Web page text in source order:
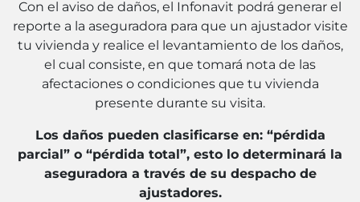
Con el aviso de daños, el Infonavit podrá generar el
reporte a la aseguradora para que un ajustador visite
tu vivienda y realice el levantamiento de los daños,
el cual consiste, en que tomará nota de las
afectaciones o condiciones que tu vivienda
presente durante su visita.
Los daños pueden clasificarse en: “pérdida
parcial” o “pérdida total”, esto lo determinará la
aseguradora a través de su despacho de
ajustadores.